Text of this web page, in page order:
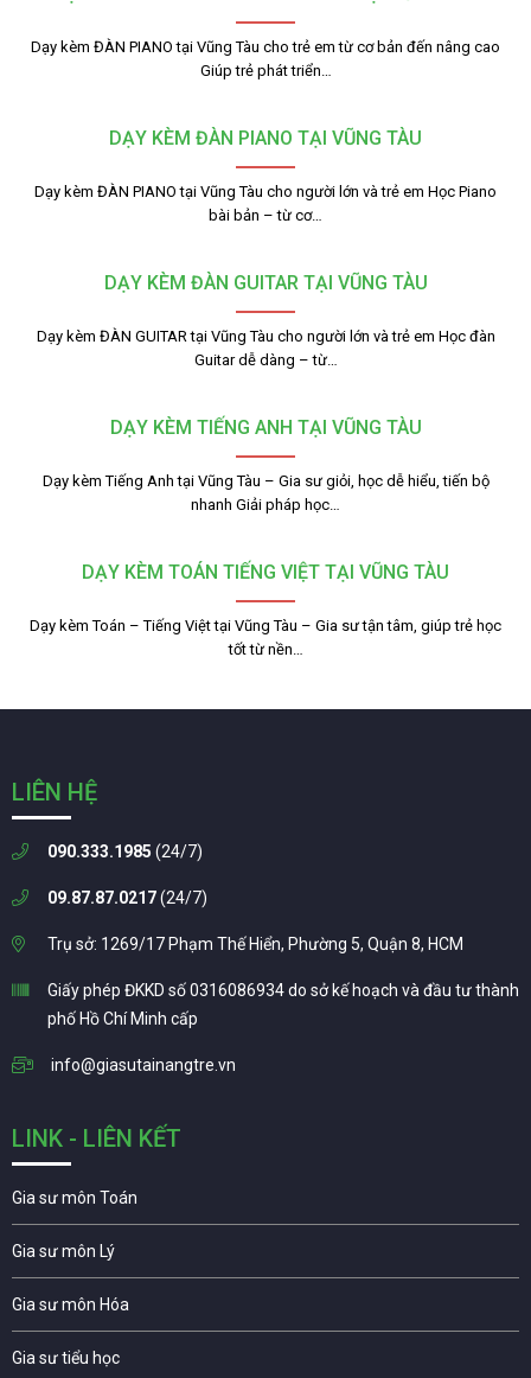
Dạy kèm ĐÀN PIANO tại Vũng Tàu cho trẻ em từ cơ bản đến nâng cao
Giúp trẻ phát triển…
DẠY KÈM ĐÀN PIANO TẠI VŨNG TÀU
Dạy kèm ĐÀN PIANO tại Vũng Tàu cho người lớn và trẻ em Học Piano
bài bản – từ cơ…
DẠY KÈM ĐÀN GUITAR TẠI VŨNG TÀU
Dạy kèm ĐÀN GUITAR tại Vũng Tàu cho người lớn và trẻ em Học đàn
Guitar dễ dàng – từ…
DẠY KÈM TIẾNG ANH TẠI VŨNG TÀU
Dạy kèm Tiếng Anh tại Vũng Tàu – Gia sư giỏi, học dễ hiểu, tiến bộ
nhanh Giải pháp học…
DẠY KÈM TOÁN TIẾNG VIỆT TẠI VŨNG TÀU
Dạy kèm Toán – Tiếng Việt tại Vũng Tàu – Gia sư tận tâm, giúp trẻ học
tốt từ nền…
LIÊN HỆ
090.333.1985 (24/7)
09.87.87.0217(24/7)
Trụ sở: 1269/17 Phạm Thế Hiển, Phường 5, Quận 8, HCM
Giấy phép ĐKKD số 0316086934 do sở kế hoạch và đầu tư thành
phố Hồ Chí Minh cấp
info@giasutainangtre.vn
LINK - LIÊN KẾT
Gia sư môn Toán
Gia sư môn Lý
Gia sư môn Hóa
Gia sư tiểu học